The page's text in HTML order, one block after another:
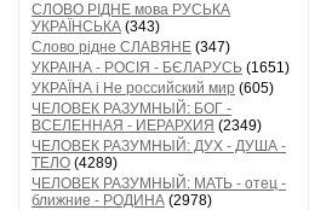
СЛОВО РІДНЕ мова РУСЬКА
УКРАЇНСЬКА (343)
Слово рідне СЛАВЯНЕ (347)
УКРАІНА - РОСІЯ - БЄЛАРУСЬ (1651)
УКРАЇНА і Не российский мир (605)
ЧЕЛОВЕК РАЗУМНЫЙ: БОГ -
ВСЕЛЕННАЯ - ИЕРАРХИЯ (2349)
ЧЕЛОВЕК РАЗУМНЫЙ: ДУХ - ДУША -
ТЕЛО (4289)
ЧЕЛОВЕК РАЗУМНЫЙ: МАТЬ - отец -
ближние - РОДИНА (2978)